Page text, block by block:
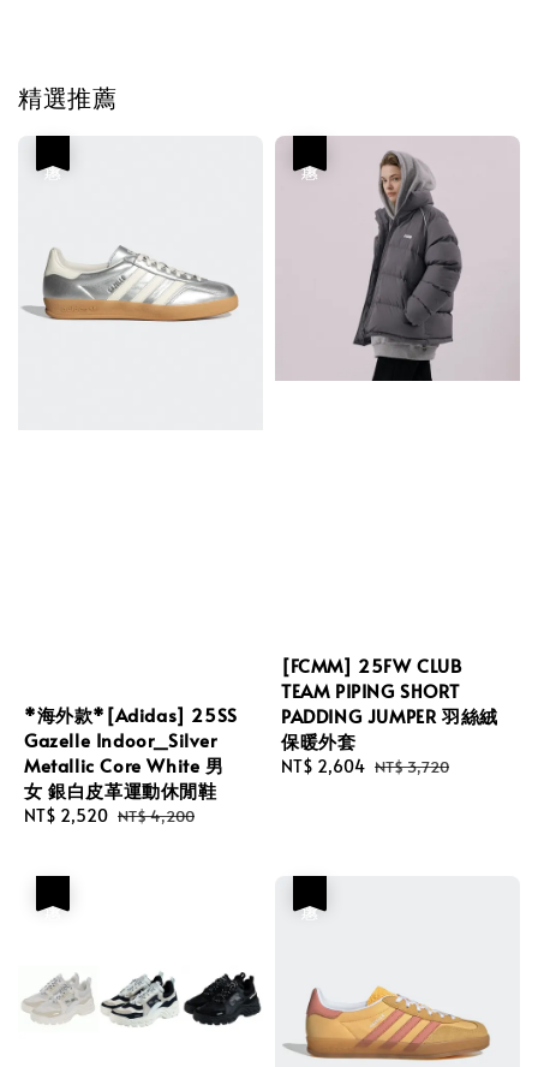
精選推薦
*海外款*[Adidas] 25SS
Gazelle Indoor_Silver
Metallic Core White 男
女 銀白皮革運動休閒鞋
Sale
NT$ 2,520 Regular
NT$ 4,200
[FCMM] 25FW CLUB
TEAM PIPING SHORT
PADDING JUMPER 羽絲絨
保暖外套
Sale
NT$ 2,604 Regular
NT$ 3,720